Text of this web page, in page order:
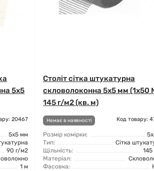
5x5
20467
5x5 мм
90 г/м2
1 м
Століт сітка штукатурна
скловолоконна 5x5 мм (1x50
145 г/м2 (кв. м)
Немає в наявності Код товару:
Розмір комірки:
Тип:
Сітка
Щільність:
Матеріал:
Фасовка: